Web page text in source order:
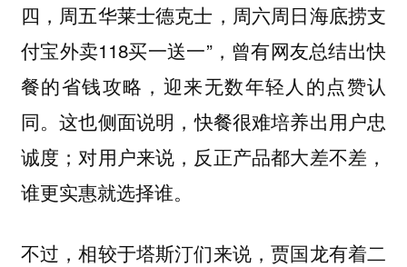
四，周五华莱士德克士，周六周日海底捞支
付宝外卖118买一送一”，曾有网友总结出快
餐的省钱攻略，迎来无数年轻人的点赞认
同。这也侧面说明，快餐很难培养出用户忠
诚度；对用户来说，反正产品都大差不差，
谁更实惠就选择谁。
不过，相较于塔斯汀们来说，贾国龙有着二